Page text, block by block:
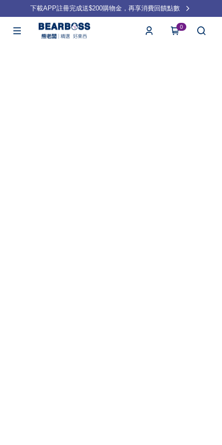
下載APP註冊完成送$200購物金，再享消費回饋點數
0